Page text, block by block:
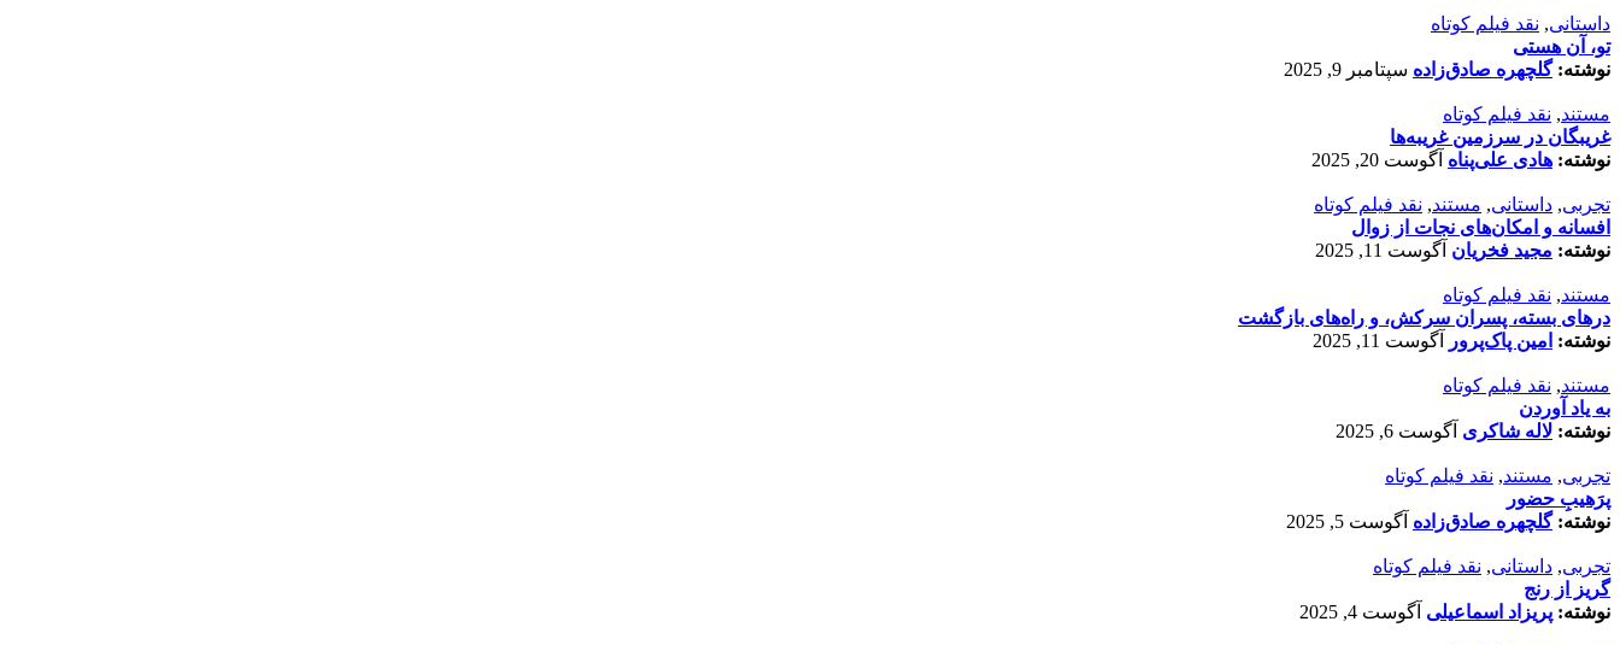
داستانی, نقد فیلم کوتاه
تو، آن هستی
نوشته:گلچهره صادق‌زاده سپتامبر 9, 2025
مستند, نقد فیلم کوتاه
غریبگان در سرزمین غریبه‌ها
نوشته: هادی علی‌پناه آگوست 20, 2025
تجربی, داستانی, مستند, نقد فیلم کوتاه
افسانه‌ و امکان‌های نجات از زوال
نوشته: مجید فخریان آگوست 11, 2025
مستند, نقد فیلم کوتاه
درهای بسته، پسران سرکش، و راه‌های بازگشت
نوشته: امین پاک‌پرور آگوست 11, 2025
مستند, نقد فیلم کوتاه
به یاد آوردن
نوشته: لاله شاکری آگوست 6, 2025
تجربی, مستند, نقد فیلم کوتاه
پرَهیب‌ِ حضور
نوشته:گلچهره صادق‌زاده آگوست 5, 2025
تجربی, داستانی, نقد فیلم کوتاه
گریز از رنج
نوشته: پریزاد اسماعیلی آگوست 4, 2025